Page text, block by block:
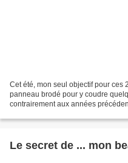
Cet été, mon seul objectif pour ces
panneau brodé pour y coudre
contrairement aux années
Le secret de ... mon